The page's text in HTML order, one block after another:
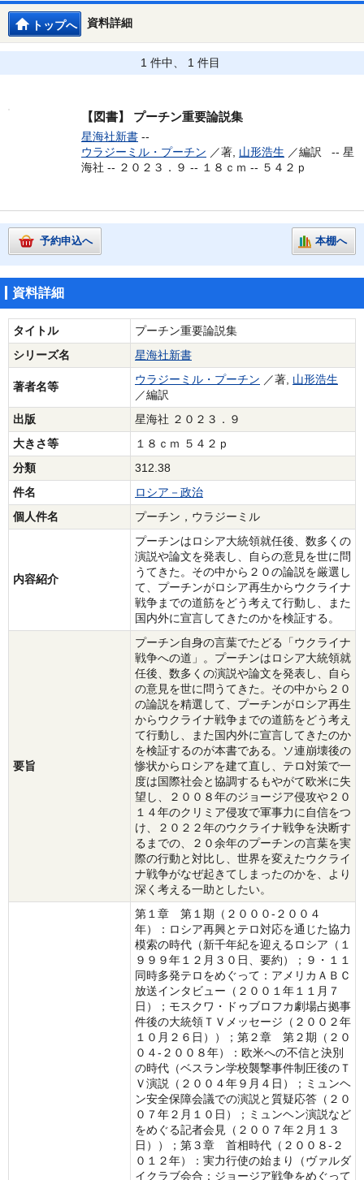
資料詳細
トップへ
1 件中、 1 件目
【図書】 プーチン重要論説集
星海社新書 --
ウラジーミル・プーチン ／著, 山形浩生 ／編訳 -- 星
海社 -- ２０２３．９ -- １８ｃｍ -- ５４２ｐ
予約申込へ 本棚へ
資料詳細
タイトル
プーチン重要論説集
シリーズ名
星海社新書
著者名等
ウラジーミル・プーチン ／著, 山形浩生
／編訳
出版
星海社 ２０２３．９
大きさ等
１８ｃｍ ５４２ｐ
分類
312.38
件名
ロシア－政治
個人件名
プーチン，ウラジーミル
内容紹介
プーチンはロシア大統領就任後、数多くの
演説や論文を発表し、自らの意見を世に問
うてきた。その中から２０の論説を厳選し
て、プーチンがロシア再生からウクライナ
戦争までの道筋をどう考えて行動し、また
国内外に宣言してきたのかを検証する。
要旨
プーチン自身の言葉でたどる「ウクライナ
戦争への道」。プーチンはロシア大統領就
任後、数多くの演説や論文を発表し、自ら
の意見を世に問うてきた。その中から２０
の論説を精選して、プーチンがロシア再生
からウクライナ戦争までの道筋をどう考え
て行動し、また国内外に宣言してきたのか
を検証するのが本書である。ソ連崩壊後の
惨状からロシアを建て直し、テロ対策で一
度は国際社会と協調するもやがて欧米に失
望し、２００８年のジョージア侵攻や２０
１４年のクリミア侵攻で軍事力に自信をつ
け、２０２２年のウクライナ戦争を決断す
るまでの、２０余年のプーチンの言葉を実
際の行動と対比し、世界を変えたウクライ
ナ戦争がなぜ起きてしまったのかを、より
深く考える一助としたい。
第１章 第１期（２０００‐２００４
年）：ロシア再興とテロ対応を通じた協力
模索の時代（新千年紀を迎えるロシア（１
９９９年１２月３０日、要約）；９・１１
同時多発テロをめぐって：アメリカＡＢＣ
放送インタビュー（２００１年１１月７
日）；モスクワ・ドゥブロフカ劇場占拠事
件後の大統領ＴＶメッセージ（２００２年
１０月２６日））；第２章 第２期（２０
０４‐２００８年）：欧米への不信と決別
の時代（ベスラン学校襲撃事件制圧後のＴ
Ｖ演説（２００４年９月４日）；ミュンヘ
ン安全保障会議での演説と質疑応答（２０
０７年２月１０日）；ミュンヘン演説など
をめぐる記者会見（２００７年２月１３
日））；第３章 首相時代（２００８‐２
０１２年）：実力行使の始まり（ヴァルダ
イクラブ会合：ジョージア戦争をめぐって